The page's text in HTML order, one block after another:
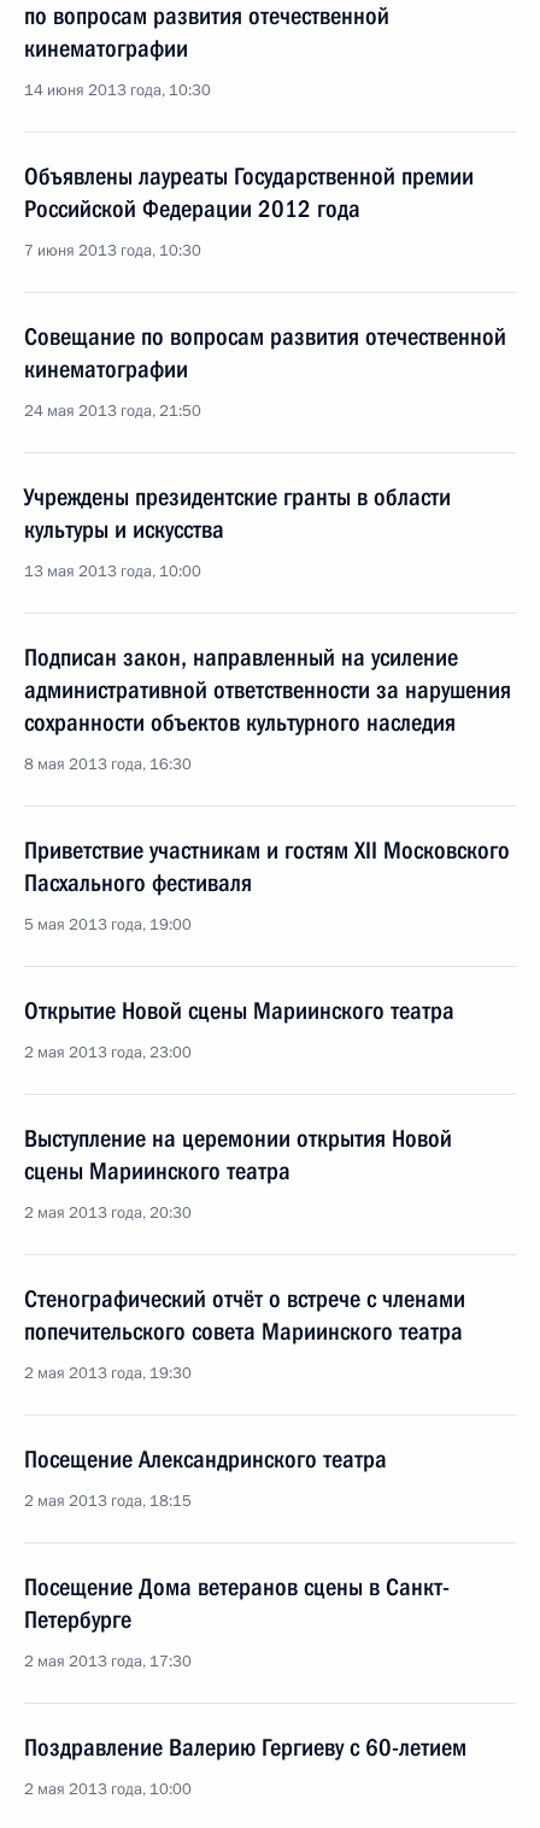
по вопросам развития отечественной
кинематографии
14 июня 2013 года, 10:30
Объявлены лауреаты Государственной премии
Российской Федерации 2012 года
7 июня 2013 года, 10:30
Совещание по вопросам развития отечественной
кинематографии
24 мая 2013 года, 21:50
Учреждены президентские гранты в области
культуры и искусства
13 мая 2013 года, 10:00
Подписан закон, направленный на усиление
административной ответственности за нарушения
сохранности объектов культурного наследия
8 мая 2013 года, 16:30
Приветствие участникам и гостям XII Московского
Пасхального фестиваля
5 мая 2013 года, 19:00
Открытие Новой сцены Мариинского театра
2 мая 2013 года, 23:00
Выступление на церемонии открытия Новой
сцены Мариинского театра
2 мая 2013 года, 20:30
Стенографический отчёт о встрече с членами
попечительского совета Мариинского театра
2 мая 2013 года, 19:30
Посещение Александринского театра
2 мая 2013 года, 18:15
Посещение Дома ветеранов сцены в Санкт-
Петербурге
2 мая 2013 года, 17:30
Поздравление Валерию Гергиеву с 60-летием
2 мая 2013 года, 10:00